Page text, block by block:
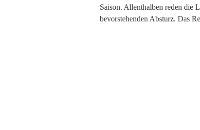
Saison. Allenthalben reden die
bevorstehenden Absturz. Das